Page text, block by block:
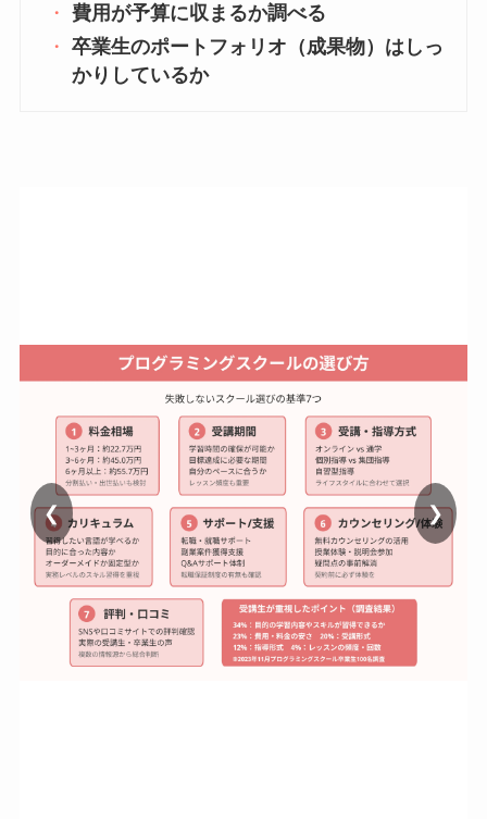
費用が予算に収まるか調べる
卒業生のポートフォリオ（成果物）はしっ
かりしているか
❮ ❯